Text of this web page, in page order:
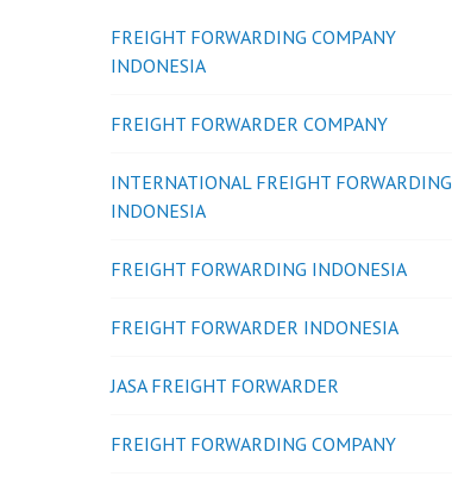
FREIGHT FORWARDING COMPANY
INDONESIA
FREIGHT FORWARDER COMPANY
INTERNATIONAL FREIGHT FORWARDING
INDONESIA
FREIGHT FORWARDING INDONESIA
FREIGHT FORWARDER INDONESIA
JASA FREIGHT FORWARDER
FREIGHT FORWARDING COMPANY